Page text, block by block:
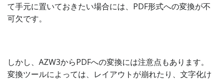
て手元に置いておきたい場合には、PDF形式への変換が不
可欠です。
しかし、AZW3からPDFへの変換には注意点もあります。
変換ツールによっては、レイアウトが崩れたり、文字化け